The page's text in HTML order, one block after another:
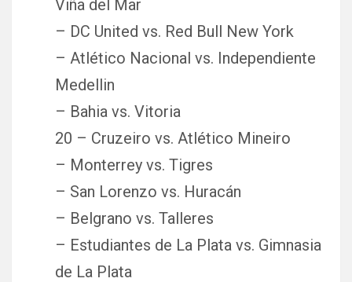
Viña del Mar
– DC United vs. Red Bull New York
– Atlético Nacional vs. Independiente
Medellin
– Bahia vs. Vitoria
20 – Cruzeiro vs. Atlético Mineiro
– Monterrey vs. Tigres
– San Lorenzo vs. Huracán
– Belgrano vs. Talleres
– Estudiantes de La Plata vs. Gimnasia
de La Plata